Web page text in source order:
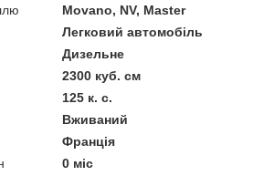
Movano, NV, Master
Легковий автомобіль
Дизельне
2300 куб. см
125 к. с.
Вживаний
Франція
0 міс